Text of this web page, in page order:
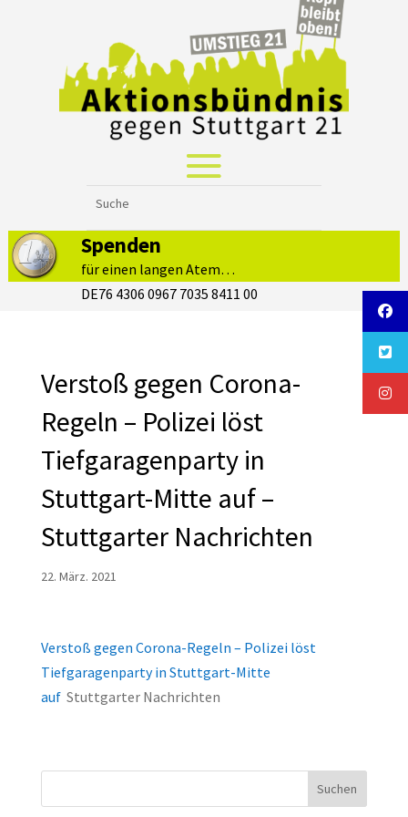
Spenden
für einen langen Atem…
DE76 4306 0967 7035 8411 00
Verstoß gegen Corona-
Regeln – Polizei löst
Tiefgaragenparty in
Stuttgart-Mitte auf –
Stuttgarter Nachrichten
22. März. 2021
Verstoß gegen Corona-Regeln – Polizei löst
Tiefgaragenparty in Stuttgart-Mitte
auf Stuttgarter Nachrichten
Suchen